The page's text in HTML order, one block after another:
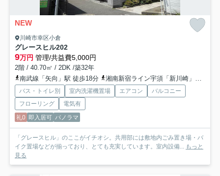
NEW
川崎市幸区小倉
グレースヒル202
9万円 管理/共益費5,000円
2階 / 40.70㎡ / 2DK /築32年
南武線「矢向」駅 徒歩18分
湘南新宿ライン宇須「新川崎」駅 徒歩22分
バス・トイレ別 室内洗濯機置場 エアコン
バルコニー
フローリング
電気有
礼0 即入居可 パノラマ
「グレースヒル」のここがイチオシ。共用部には敷地内ごみ置き場・バ
イク置場などが揃っており、とても充実しています。室内設備... もっと
見る